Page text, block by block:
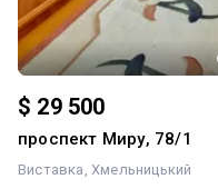
$ 29 500
проспект Миру, 78/1
Виставка Хмельницький